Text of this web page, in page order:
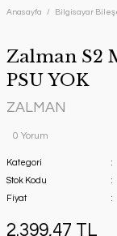
Anasayfa Bilgisayar
Zalman S2
PSU YOK
ZALMAN
0 Yorum
Kategori
Stok Kodu
Fiyat
2.399,47 TL